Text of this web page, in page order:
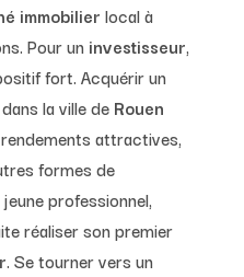
immobilier local à
Pour un investisseur,
fort. Acquérir un
la ville de Rouen
attractives,
formes de
professionnel,
réaliser son premier
. Se tourner vers un